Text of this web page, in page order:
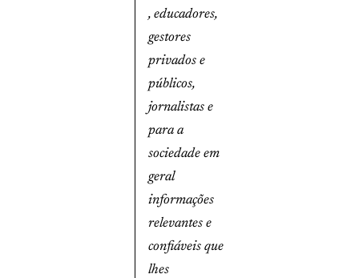
, educadores,
gestores
privados e
públicos,
jornalistas e
para a
sociedade em
geral
informações
relevantes e
confiáveis que
lhes